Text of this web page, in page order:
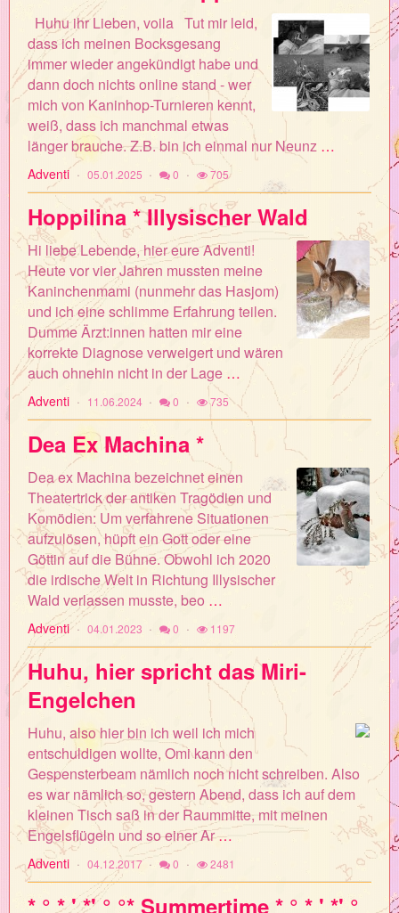
Huhu ihr Lieben, voila Tut mir leid,
dass ich meinen Bocksgesang
immer wieder angekündigt habe und
dann doch nichts online stand - wer
mich von Kaninhop-Turnieren kennt,
weiß, dass ich manchmal etwas
länger brauche. Z.B. bin ich einmal nur Neunz …
Adventi 05.01.2025 0 705
Hoppilina * Illysischer Wald
Hi liebe Lebende, hier eure Adventi!
Heute vor vier Jahren mussten meine
Kaninchenmami (nunmehr das Hasjom)
und ich eine schlimme Erfahrung teilen.
Dumme Ärzt:innen hatten mir eine
korrekte Diagnose verweigert und wären
auch ohnehin nicht in der Lage …
Adventi 11.06.2024 0 735
Dea Ex Machina *
Dea ex Machina bezeichnet einen
Theatertrick der antiken Tragödien und
Komödien: Um verfahrene Situationen
aufzulösen, hüpft ein Gott oder eine
Göttin auf die Bühne. Obwohl ich 2020
die irdische Welt in Richtung Illysischer
Wald verlassen musste, beo …
Adventi 04.01.2023 0 1197
Huhu, hier spricht das Miri-
Engelchen
Huhu, also hier bin ich weil ich mich
entschuldigen wollte, Omi kann den
Gespensterbeam nämlich noch nicht schreiben. Also
es war nämlich so, gestern Abend, dass ich auf dem
kleinen Tisch saß in der Raummitte, mit meinen
Engelsflügeln und so einer Ar…
Adventi 04.12.2017 0 2481
* ° * ' *' ° °* Summertime * ° * ' *' °